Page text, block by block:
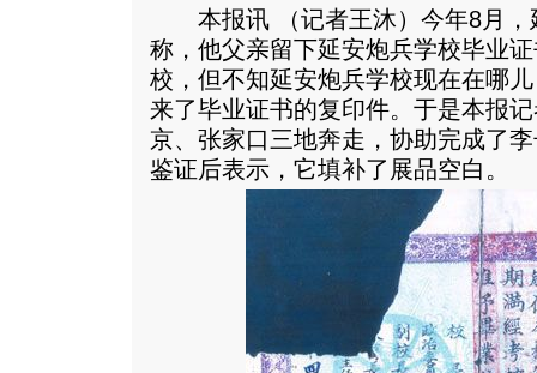
本报讯 （记者王沐）今年8月，
称，他父亲留下延安炮兵学校毕业
校，但不知延安炮兵学校现在在哪
来了毕业证书的复印件。于是本报
京、张家口三地奔走，协助完成了
鉴证后表示，它填补了展品空白。